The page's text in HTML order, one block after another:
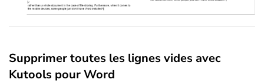
Supprimer toutes les lignes vides avec
Kutools pour Word